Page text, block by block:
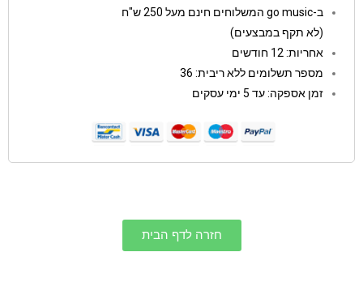
ב-go music המשלוחים חינם מעל 250 ש"ח
(לא תקף במבצעים)
אחריות: 12 חודשים
מספר תשלומים ללא ריבית: 36
זמן אספקה: עד 5 ימי עסקים
חזרה לדף הבית